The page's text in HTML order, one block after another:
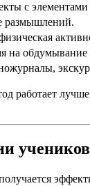
с
размышлений.
на обдумывание
работает
учеников